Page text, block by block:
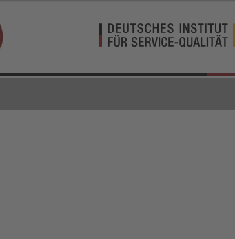
Schlagzeilen und Videos - ntv.de